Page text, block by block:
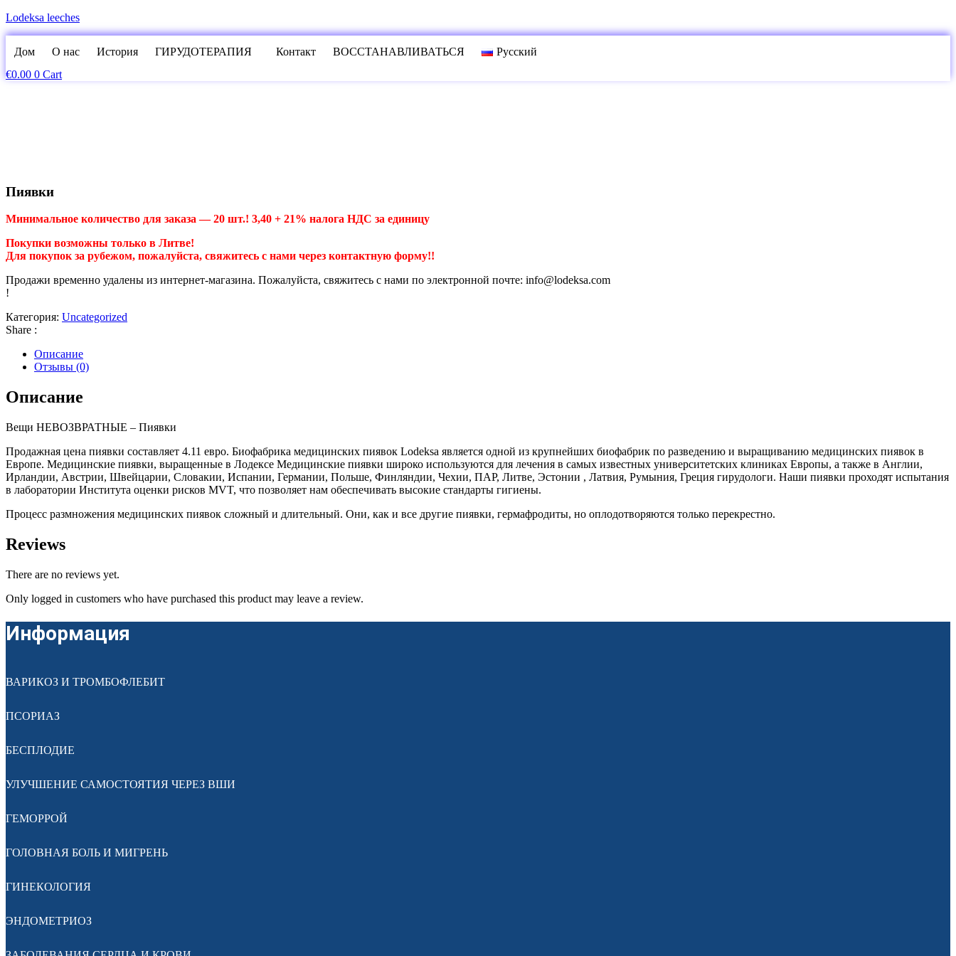
Lodeksa leeches
Дом О нас История ГИРУДОТЕРАПИЯ Контакт ВОССТАНАВЛИВАТЬСЯ
Русский
€0.00 0 Cart
Пиявки
Минимальное количество для заказа — 20 шт.! 3,40 + 21% налога НДС за единицу
Покупки возможны только в Литве!
Для покупок за рубежом, пожалуйста, свяжитесь с нами через контактную форму!!
Продажи временно удалены из интернет-магазина. Пожалуйста, свяжитесь с нами по электронной почте: info@lodeksa.com
!
Категория: Uncategorized
Share :
Описание
Отзывы (0)
Описание
Вещи НЕВОЗВРАТНЫЕ – Пиявки
Продажная цена пиявки составляет 4.11 евро. Биофабрика медицинских пиявок Lodeksa является одной из крупнейших биофабрик по разведению и выращиванию медицинских пиявок в
Европе. Медицинские пиявки, выращенные в Лодексе Медицинские пиявки широко используются для лечения в самых известных университетских клиниках Европы, а также в Англии,
Ирландии, Австрии, Швейцарии, Словакии, Испании, Германии, Польше, Финляндии, Чехии, ПАР, Литве, Эстонии , Латвия, Румыния, Греция гирудологи. Наши пиявки проходят испытания
в лаборатории Института оценки рисков MVT, что позволяет нам обеспечивать высокие стандарты гигиены.
Процесс размножения медицинских пиявок сложный и длительный. Они, как и все другие пиявки, гермафродиты, но оплодотворяются только перекрестно.
Reviews
There are no reviews yet.
Only logged in customers who have purchased this product may leave a review.
Информация
ВАРИКОЗ И ТРОМБОФЛЕБИТ
ПСОРИАЗ
БЕСПЛОДИЕ
УЛУЧШЕНИЕ САМОСТОЯТИЯ ЧЕРЕЗ ВШИ
ГЕМОРРОЙ
ГОЛОВНАЯ БОЛЬ И МИГРЕНЬ
ГИНЕКОЛОГИЯ
ЭНДОМЕТРИОЗ